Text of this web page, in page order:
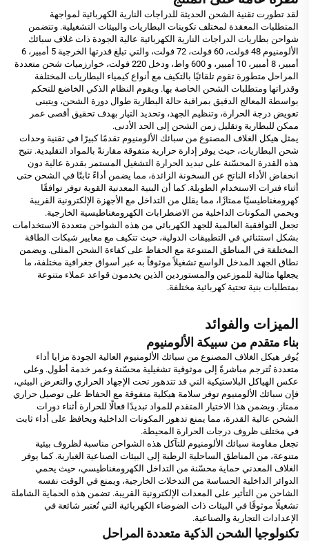
لقد تطورت تقنية الشحن الحديثة للدراجات النارية الكهربائية لمواجهة
المتطلبات المعقدة لمختلف تكوينات البطاريات والبيئات التشغيلية. وتتضمن
شواحن بطاريات الدراجات النارية الكهربائية عالية الجودة ذات غلاف سبائك
الألومنيوم 48 فولت، 60 فولت، 72 فولت، والتي تبلغ قدرتها الخرجية 5 أمبير، 6
أمبير، 8 أمبير، 10 أمبير، و 600 واط، ودخل 220 فولت، خوارزميات شحن متعددة
المراحل متطورة تقوم تلقائيًا بالتكيف مع أنواع كيمياء البطاريات المختلفة
وقدراتها ومتطلبات الشحن الخاصة بها. ويقوم النظام الذكي الخاضع للتحكم
بواسطة المعالج الدقيق بمراقبة حالة البطارية طوال دورة الشحن، ويتبنى
تعويض درجة الحرارة، وتنظيم الجهد، وتحديد التيار بهدف تحقيق أقصى عمر
ممكن للبطارية وتقليل زمن الشحن إلى الحد الأدنى.
يمثل هيكل الغلاف المصنوع من سبائك الألومنيوم تقدمًا كبيرًا في تقنية وحدات
شحن البطاريات، حيث يوفر إدارة حرارية متفوقة مقارنةً بالمواد التقليدية. تتيح
هذه القدرة المحسّنة على تبديد الحرارة التشغيل المستمر بقدرة عالية دون
انخفاض الأداء الناتج عن السخونة الزائدة، مما يضمن أداءً ثابتًا في الشحن حتى
أثناء فترات الاستخدام الطويلة. كما أن البنية المعدنية القوية توفر توافقًا
كهرومغناطيسيًا ممتازًا، مما يقلل من التداخل مع الأجهزة الإلكترونية القريبة
ويحمي المكونات الداخلية من الاضطرابات الكهرومغناطيسية الخارجية.
تجعل التوافقية العالمية للجهد الكهربائي من هذه الشواحن متعددة الاستخدامات
بشكل استثنائي في التطبيقات الدولية، حيث تتكيف مع معايير شبكات الطاقة
المختلفة في المناطق المتنوعة مع الحفاظ على كفاءة الشحن المثلى. ويضمن
نطاق الجهد المدخل الواسع تشغيلاً موثوقاً به عبر أسواق جغرافية مختلفة، ما
يجعلها مثالية للموزعين والمستوردين الذين يخدمون قواعد عملاء متنوعة
بمتطلبات بنية تحتية كهربائية مختلفة.
الميزات والفوائد
بناء متقدم من سبيكة الألومنيوم
يُوفر هيكل الغلاف المصنوع من سبائك الألومنيوم العالية الجودة مزايا أداء
متعددة تُترجم مباشرةً إلى موثوقية تشغيلية محسّنة وعمر خدمة أطول. وعلى
عكس الهياكل البلاستيكية التي قد تتدهور تحت الإجهاد الحراري والتعرض البيئي،
فإن سبائك الألومنيوم توفر سلامة هيكلية متفوقة مع الحفاظ على توصيل حراري
ممتاز. ويضمن هذا الاختيار المتقدم للمواد تبديدًا فعالًا للحرارة أثناء دورات
الشحن عالية القدرة، مما يمنع تدهور المكونات الداخلية ويحافظ على أداء ثابت
في مختلف ظروف درجات الحرارة المحيطة.
تجعل مقاومة سبائك الألومنيوم للتآكل هذه الشواحن مناسبة لظروف بيئية
متنوعة، من المناطق الساحلية الرطبة إلى البيئات الصناعية الغبارية. كما يوفر
الغلاف المعدني حماية محسّنة من التداخل الكهرومغناطيسي، حيث يحمي
الدوائر الداخلية الحساسة من التدخلات الخارجية، ويمنع في الوقت نفسه
الشاحن من التأثير على المعدات الإلكترونية القريبة. تضمن هذه الحماية الشاملة
تشغيلًا موثوقًا في البيئات ذات الضوضاء الكهربائية التي تُعتبر شائعة في
الإعدادات التجارية والصناعية.
تكنولوجيا الشحن الذكية متعددة المراحل